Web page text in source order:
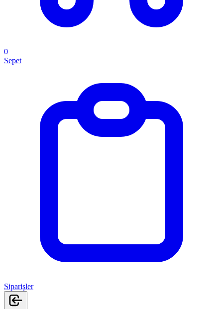
0
Sepet
Siparişler